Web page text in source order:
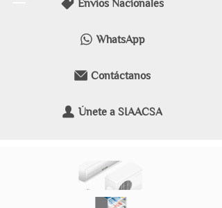
Envíos Nacionales
WhatsApp
Contáctanos
Únete a SIAACSA